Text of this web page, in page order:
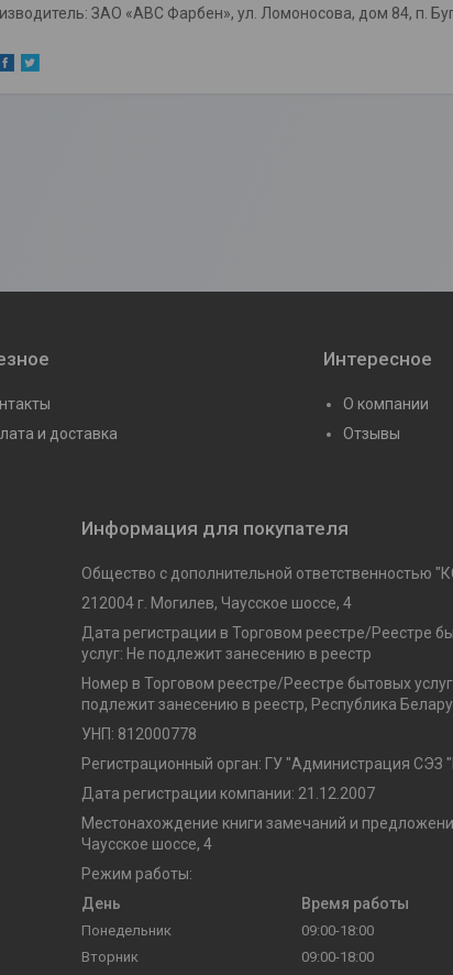
ЗАО «АВС Фарбен», ул. Ломоносова, дом 84, п.
и доставка
Интересное
О компании
Отзывы
Информация для покупателя
Общество с дополнительной ответственностью
212004 г. Могилев, Чаусское шоссе, 4
Дата регистрации в Торговом реестре/Реестре
услуг: Не подлежит занесению в реестр
Номер в Торговом реестре/Реестре бытовых
подлежит занесению в реестр, Республика
УНП: 812000778
Регистрационный орган: ГУ "Администрация СЭЗ
Дата регистрации компании: 21.12.2007
Местонахождение книги замечаний и
Чаусское шоссе, 4
Режим работы:
День
Время работы
Понедельник
09:00-18:00
Вторник
09:00-18:00